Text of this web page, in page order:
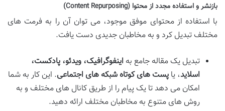
بازنشر و استفاده مجدد از محتوا (Content Repurposing)
با استفاده از محتوای موفق موجود، می توان آن را به فرمت های
مختلف تبدیل کرد و به مخاطبان جدیدی دست یافت.
تبدیل یک مقاله جامع به اینفوگرافیک، ویدئو، پادکست،
اسلاید، یا پست های کوتاه شبکه های اجتماعی. این کار به شما
امکان می دهد تا یک پیام را از طریق کانال های مختلف و به
روش های متنوع به مخاطبان مختلف ارائه دهید.